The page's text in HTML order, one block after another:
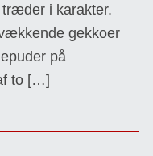
i karakter.
gekkoer
på
to […]